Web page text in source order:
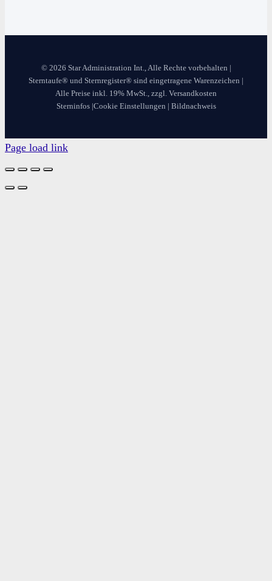
© 2026 Star Administration Int., Alle Rechte vorbehalten |
Sterntaufe® und Sternregister® sind eingetragene Warenzeichen |
Alle Preise inkl. 19% MwSt., zzgl. Versandkosten
Sterninfos|Cookie Einstellungen | Bildnachweis
Page load link